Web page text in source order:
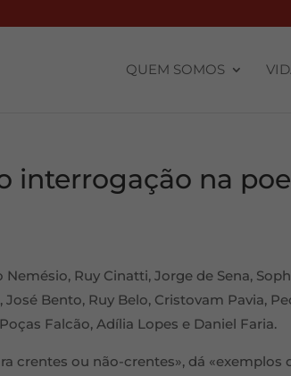
QUEM SOMOS
interrogação na
Ruy Cinatti, Jorge de Sena,
Bento, Ruy Belo, Cristovam Pavia,
Falcão, Adília Lopes e Daniel Faria.
crentes ou não-crentes», dá «exemplos